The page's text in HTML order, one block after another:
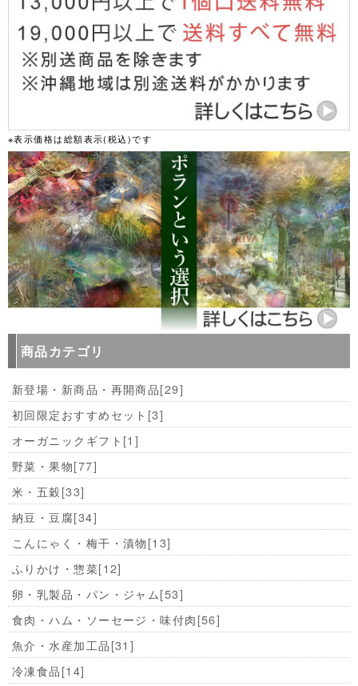
※表示価格は総額表示(税込)です
商品カテゴリ
新登場・新商品・再開商品[29]
初回限定おすすめセット [3]
オーガニックギフト [1]
野菜・果物[77]
米・五穀[33]
納豆・豆腐[34]
こんにゃく・梅干・漬物[13]
ふりかけ・惣菜[12]
卵・乳製品・パン・ジャム[53]
食肉・ハム・ソーセージ・味付肉[56]
魚介・水産加工品[31]
冷凍食品[14]